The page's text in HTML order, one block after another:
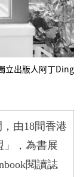
立出版人阿丁Ding
由18間香港
」，為書展
閱讀誌